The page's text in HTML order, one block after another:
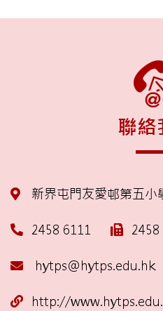
聯絡
新界屯門友愛邨第五小
2458 6111 2458
hytps@hytps.edu.hk
http://